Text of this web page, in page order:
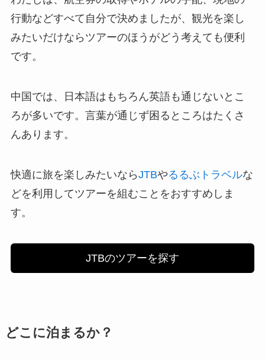
行動などすべて自分で決めましたが、観光を楽し
みたいだけならツアーのほうがどう考えても便利
です。
中国では、日本語はもちろん英語も通じないとこ
ろが多いです。言葉が通じず困るところはたくさ
んあります。
快適に旅を楽しみたいならJTBやるるぶトラベルな
どを利用してツアーを組むことをおすすめしま
す。
JTBのツアーを探す
どこに泊まるか？